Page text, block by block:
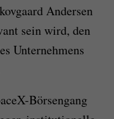
Andersen
sein wird, den
Unternehmens
Börsengang